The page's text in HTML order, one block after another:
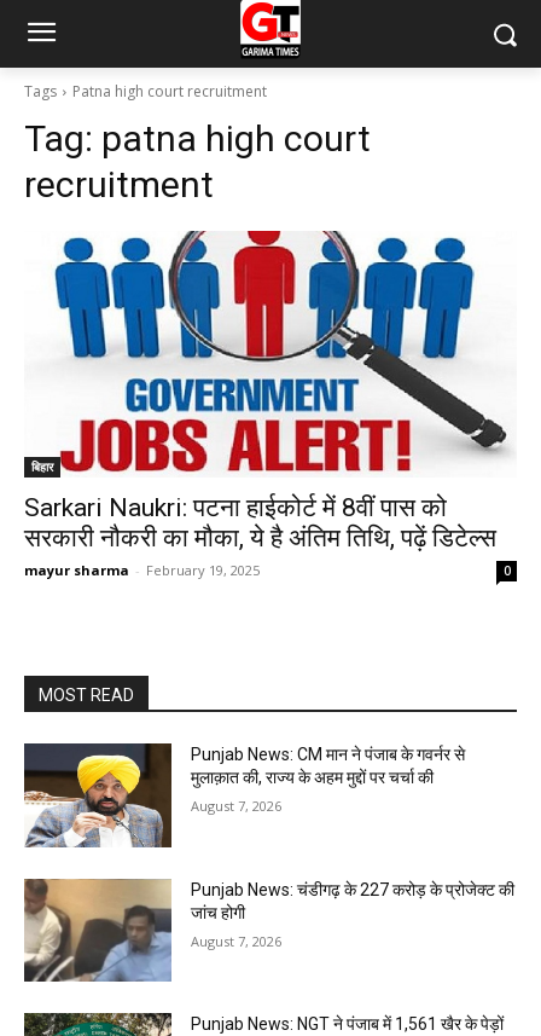
Tags Patna high court recruitment
Tag: patna high court
recruitment
बिहार
Sarkari Naukri: पटना हाईकोर्ट में 8वीं पास को
सरकारी नौकरी का मौका, ये है अंतिम तिथि, पढ़ें डिटेल्स
mayur sharma - February 19, 2025 0
MOST READ
Punjab News: CM मान ने पंजाब के गवर्नर से
मुलाक़ात की, राज्य के अहम मुद्दों पर चर्चा की
August 7, 2026
Punjab News: चंडीगढ़ के ₹227 करोड़ के प्रोजेक्ट की
जांच होगी
August 7, 2026
Punjab News: NGT ने पंजाब में 1,561 खैर के पेड़ों